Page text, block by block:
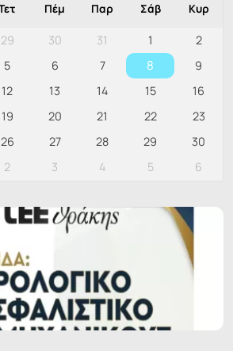
Πέμ Παρ Σάβ Κυρ
29 30 31 1
2
5 6 7 8
9
12 13 14 15
16
19 20 21 22
23
26 27 28 29
30
2 3 4 5 6